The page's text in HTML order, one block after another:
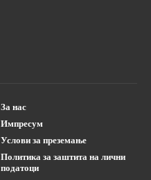
За нас
Импресум
Услови за преземање
Политика за заштита на лични
податоци